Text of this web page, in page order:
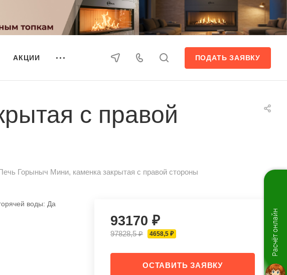
АКЦИИ ПОДАТЬ ЗАЯВКУ
с правой
Горыныч Мини, каменка закрытая с правой стороны
93170 ₽
97828,5 ₽ 4658,5 ₽
ОСТАВИТЬ ЗАЯВКУ
воды: Да
Расчёт онлайн